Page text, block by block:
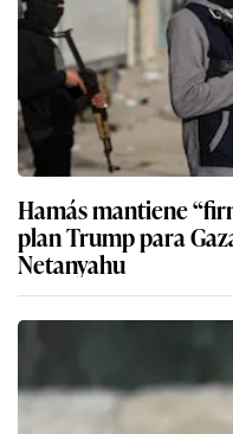
Hamás mantiene
plan Trump para
Netanyahu